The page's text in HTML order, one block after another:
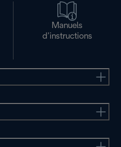
Manuels
d’instructions